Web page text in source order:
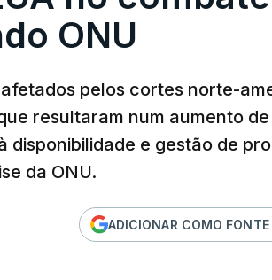
ONU
pelos cortes norte-
resultaram num aumento de
disponibilidade e gestão de
da ONU.
ADICIONAR COMO